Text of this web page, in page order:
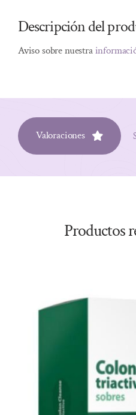
Descripción del
Aviso sobre nuestra
Valoraciones
Productos